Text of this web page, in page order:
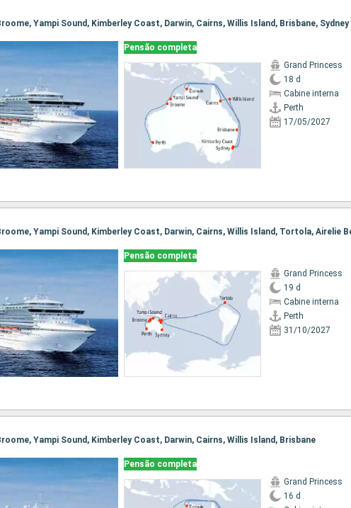
Yampi Sound, Kimberley Coast, Darwin, Cairns, Willis Island, Brisbane, Sydney
Pensão completa
Grand Princess
18 d
Cabine interna
Perth
17/05/2027
Pensão completa
Grand Princess
19 d
Cabine interna
Perth
31/10/2027
Yampi Sound, Kimberley Coast, Darwin, Cairns, Willis Island, Brisbane
Pensão completa
Grand Princess
16 d